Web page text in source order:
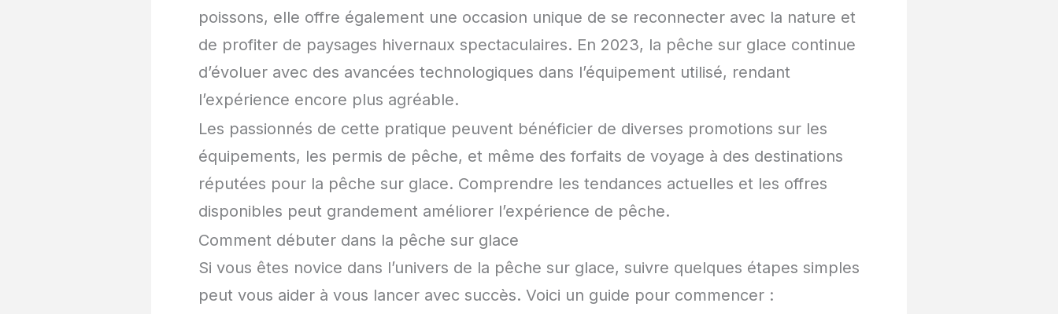
poissons, elle offre également une occasion unique de se reconnecter avec la nature et
de profiter de paysages hivernaux spectaculaires. En 2023, la pêche sur glace continue
d’évoluer avec des avancées technologiques dans l’équipement utilisé, rendant
l’expérience encore plus agréable.
Les passionnés de cette pratique peuvent bénéficier de diverses promotions sur les
équipements, les permis de pêche, et même des forfaits de voyage à des destinations
réputées pour la pêche sur glace. Comprendre les tendances actuelles et les offres
disponibles peut grandement améliorer l’expérience de pêche.
Comment débuter dans la pêche sur glace
Si vous êtes novice dans l’univers de la pêche sur glace, suivre quelques étapes simples
peut vous aider à vous lancer avec succès. Voici un guide pour commencer :